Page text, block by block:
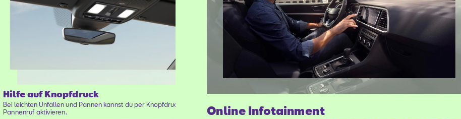
Hilfe auf Knopfdruck
Bei leichten Unfällen und Pannen kannst du per Knopfdruck den
Pannenruf aktivieren. Online Infotainment